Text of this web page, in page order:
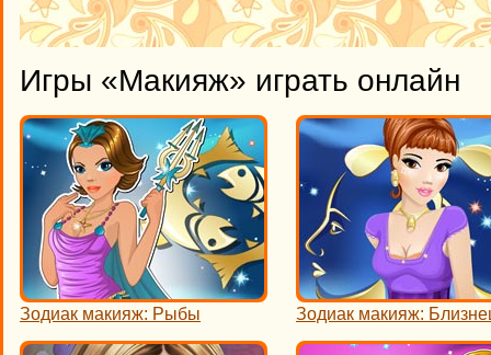
Игры «Макияж» играть онлайн
Зодиак макияж: Рыбы Зодиак макияж: